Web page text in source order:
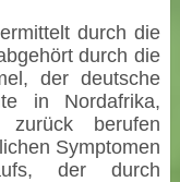
durch die
durch die
der deutsche
in Nordafrika,
zurück berufen
Symptomen
der durch